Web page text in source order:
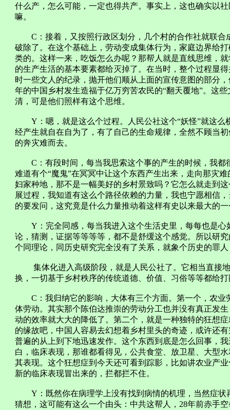
什么产，怎么可能，一定也得共产。事实上，这也确实以
嘛。
C：接着，又按照行政区划分，几个村的合作社就联合
破除了。在这个基础上，劳动变成集体行为，家庭边界给
类的。这样一来，吃饭怎么办呢？那帮人就是直线思维，
的生产生活的基本要素都给灭掉了。在当时，整个过程显
时一些文人的纪录，抛开他们顺从上面的宣传意图的部分
年的中国乡村发生造福于亿万穷苦农民的“翻天覆地”。这
清，可是他们照样有这个思维。
Y：嗯，就是这么个过程。人民公社这个“妖怪”就这么
经产生就自在自为了，有了自己的生命规律，全然不顾当
的奔灾难而去。
C：有段时间，每当我思索这个事的产生的时候，我都
难道有个“魔鬼”在冥冥中让这个东西产生出来，走向那灾
妇家种地，那不是一幅美好的乡村景致吗？它怎么就走到
展过程，我知道有这么个路径依赖的力量，我也宁愿相信
的要发问，这究竟是什么力量推动着这样有史以来最大的
Y：完全同感，每当我进入这个生活史里，每每也是心
论，猜测，证据等等等等，都不是舒缓这个感觉。所以研
个同理论，同历史研究完全没有了关系，就象个历史的罪
集体化进入高级阶段，就是人民公社了。它相当直接地
换，一切基于乡村秩序的传统道德、价值、习俗等等都给
C：我归纳它的影响，大体有三个方面。第一个，农业
体劳动。其实那个陈伯达推崇的劳动分工也并没有真正发
动的效率就大大的降低了。第二个，就是一种独特的狂想
的缘故吧，中国人容易去幻想着乡村里头的奇迹，或许还
普遍的从上到下地迅速发作。这个东西到底是怎么回事，
白，临床表现，那谁都看得见，公共食堂、放卫星、大型
其表现。这个狂想症到今天还可看到踪影，比如讲农业产
新的临床表现冒出来的，拦都拦不住。
Y：既然你在病理学上没有找到病情的机理，当然症状
猜想，这可能有这么一个由头：中共这帮人，28年前赤手